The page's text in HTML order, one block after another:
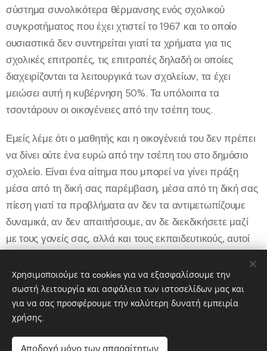
σύστημα συνολικότερα θέρμανσης ενός σχολικού
συγκροτήματος που έχει χτιστεί το 1967 και το οποίο
ουσιαστικά δεν συντηρείται γιατί τα χρήματα για τις
σχολικές επιτροπές, τις επιτροπές δηλαδή οι οποίες
διαχειρίζονται τα λειτουργικά των σχολείων, τα έχει
μειώσει αυτή η κυβέρνηση 50%. Τα υπόλοιπα τα
τσοντάρουν οι οικογένειες από την τσέπη τους.
Εμείς λέμε ότι ο μαθητής και η οικογένειά του δεν πρέπει
να δίνει ούτε ένα ευρώ από την τσέπη του στο δημόσιο
σχολείο. Είναι ένα αίτημα που μπορεί να γίνει πράξη
μέσα από τη δική σας παρέμβαση, μέσα από τη δική σας
πίεση γιατί τα προβλήματα αν δεν τα αντιμετωπίζουμε
δυναμικά, αν δεν απαιτήσουμε, αν δε διεκδικήσετε μαζί
με τους γονείς σας, αλλά και τους εκπαιδευτικούς, αυτοί
να ενδιαφερθούν για τις δικές σας ανάγκες», τόνισε
μεταξύ άλλων ο Ν. Σοφιανός.
Χρησιμοποιούμε τα cookies για να εξασφαλίσουμε την
σωστή λειτουργία και ασφάλεια των ιστοσελίδων μας και
για να σας προσφέρουμε την καλύτερη δυνατή εμπειρία
χρήσης.
Αποδοχή μόνο των απαραίτητων